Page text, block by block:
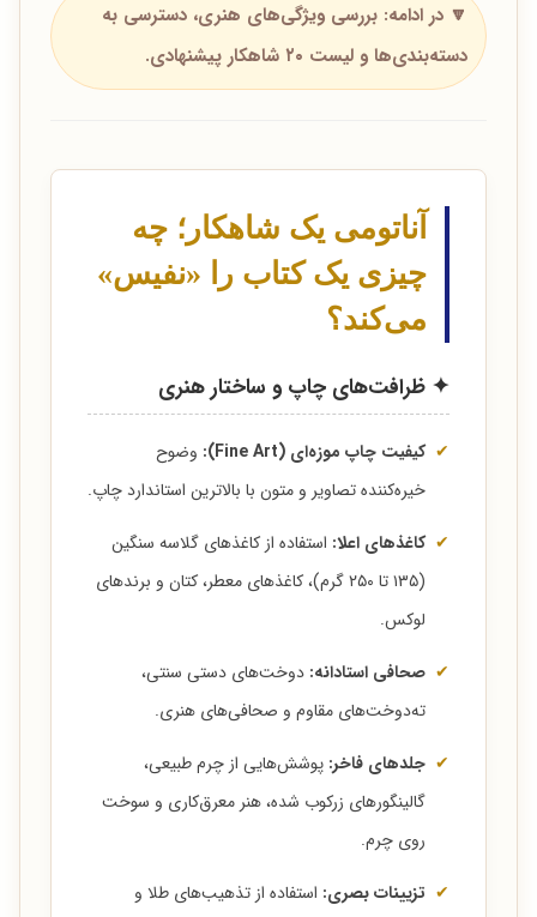
🔽 در ادامه: بررسی ویژگی‌های هنری، دسترسی به
دسته‌بندی‌ها و لیست ۲۰ شاهکار پیشنهادی.
آناتومی یک شاهکار؛ چه
چیزی یک کتاب را «نفیس»
می‌کند؟
✦ ظرافت‌های چاپ و ساختار هنری
✔ کیفیت چاپ موزه‌ای (Fine Art):
وضوح
خیره‌کننده تصاویر و متون با بالاترین استاندارد چاپ.
✔ کاغذهای اعلا: استفاده از کاغذهای گلاسه سنگین
(۱۳۵ تا ۲۵۰ گرم)، کاغذهای معطر، کتان و برندهای
لوکس.
✔ صحافی استادانه: دوخت‌های دستی سنتی،
ته‌دوخت‌های مقاوم و صحافی‌های هنری.
✔ جلدهای فاخر: پوشش‌هایی از چرم طبیعی،
گالینگورهای زرکوب شده، هنر معرق‌کاری و سوخت
روی چرم.
✔ تزیینات بصری: استفاده از تذهیب‌های طلا و